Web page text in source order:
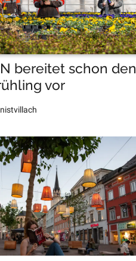
bereitet schon den
vor